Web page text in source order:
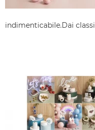
indimenticabile.Dai